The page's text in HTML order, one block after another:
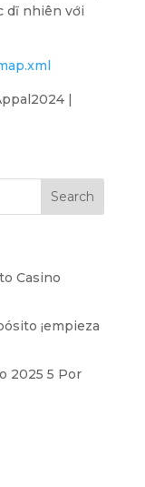
dĩ nhiên với
|
Casino
¡empieza
2025 5 Por